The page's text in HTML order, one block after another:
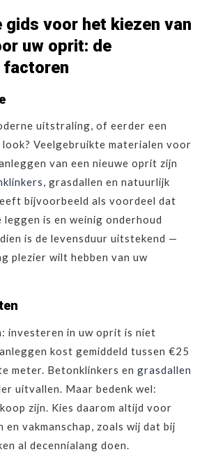
gids voor het kiezen van
uw oprit: de
uitstraling, of eerder een
Veelgebruikte materialen voor
van een nieuwe oprit zijn
grasdallen en natuurlijk
bijvoorbeeld als voordeel dat
leggen is en weinig onderhoud
is de levensduur uitstekend —
plezier wilt hebben van uw
investeren in uw oprit is niet
kost gemiddeld tussen €25
meter. Betonklinkers en grasdallen
uitvallen. Maar bedenk wel:
zijn. Kies daarom altijd voor
vakmanschap, zoals wij dat bij
al decennialang doen.